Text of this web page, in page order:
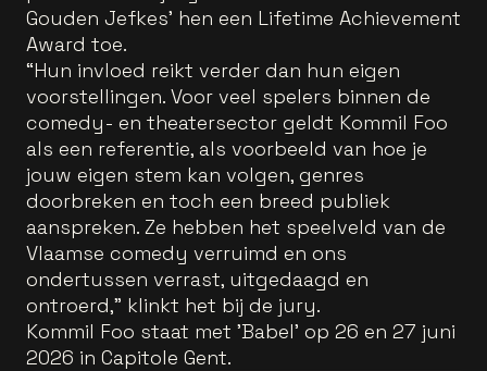
Gouden Jefkes' hen een Lifetime Achievement
Award toe.
“Hun invloed reikt verder dan hun eigen
voorstellingen. Voor veel spelers binnen de
comedy- en theatersector geldt Kommil Foo
als een referentie, als voorbeeld van hoe je
jouw eigen stem kan volgen, genres
doorbreken en toch een breed publiek
aanspreken. Ze hebben het speelveld van de
Vlaamse comedy verruimd en ons
ondertussen verrast, uitgedaagd en
ontroerd,” klinkt het bij de jury.
Kommil Foo staat met 'Babel' op 26 en 27 juni
2026 in Capitole Gent.